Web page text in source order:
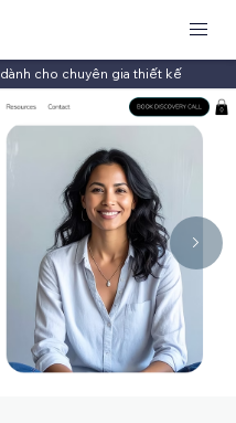
dành cho chuyên gia thiết kế